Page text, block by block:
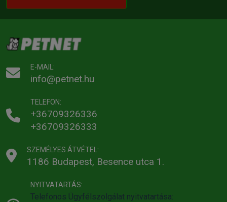
E-MAIL:
info@petnet.hu
TELEFON:
+36709326336
+36709326333
SZEMÉLYES ÁTVÉTEL:
1186 Budapest, Besence utca 1.
NYITVATARTÁS:
Telefonos Ügyfélszolgálat nyitvatartása: